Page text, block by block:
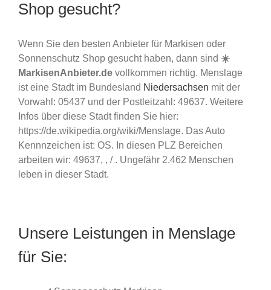
Shop gesucht?
Wenn Sie den besten Anbieter für Markisen oder
Sonnenschutz Shop gesucht haben, dann sind ☀️
MarkisenAnbieter.de vollkommen richtig. Menslage
ist eine Stadt im Bundesland Niedersachsen mit der
Vorwahl: 05437 und der Postleitzahl: 49637. Weitere
Infos über diese Stadt finden Sie hier:
https://de.wikipedia.org/wiki/Menslage. Das Auto
Kennnzeichen ist: OS. In diesen PLZ Bereichen
arbeiten wir: 49637, , / . Ungefähr 2.462 Menschen
leben in dieser Stadt.
Unsere Leistungen in Menslage
für Sie: